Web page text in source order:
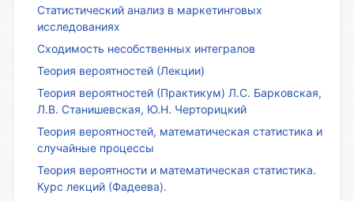
Статистический анализ в маркетинговых
исследованиях
Сходимость несобственных интегралов
Теория вероятностей (Лекции)
Теория вероятностей (Практикум) Л.С. Барковская,
Л.В. Станишевская, Ю.Н. Черторицкий
Теория вероятностей, математическая статистика и
случайные процессы
Теория вероятности и математическая статистика.
Курс лекций (Фадеева).